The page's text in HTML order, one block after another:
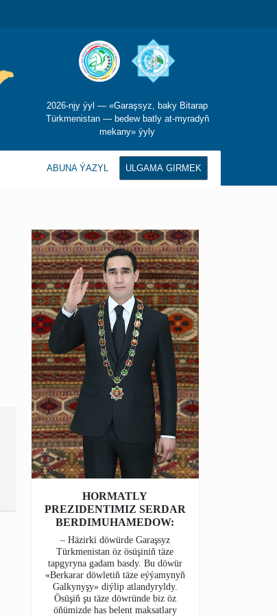
2026-njy ýyl — «Garaşsyz, baky Bitarap
Türkmenistan — bedew batly at-myradyň
mekany» ýyly
ABUNA ÝAZYL ULGAMA GIRMEK
HORMATLY
PREZIDENTIMIZ SERDAR
BERDIMUHAMEDOW:
– Häzirki döwürde Garaşsyz
Türkmenistan öz ösüşiniň täze
tapgyryna gadam basdy. Bu döwür
«Berkarar döwletiň täze eýýamynyň
Galkynyşy» diýlip atlandyryldy.
Ösüşiň şu täze döwründe biz öz
öňümizde has belent maksatlary